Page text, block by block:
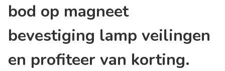
bod op magneet
bevestiging lamp veilingen
en profiteer van korting.